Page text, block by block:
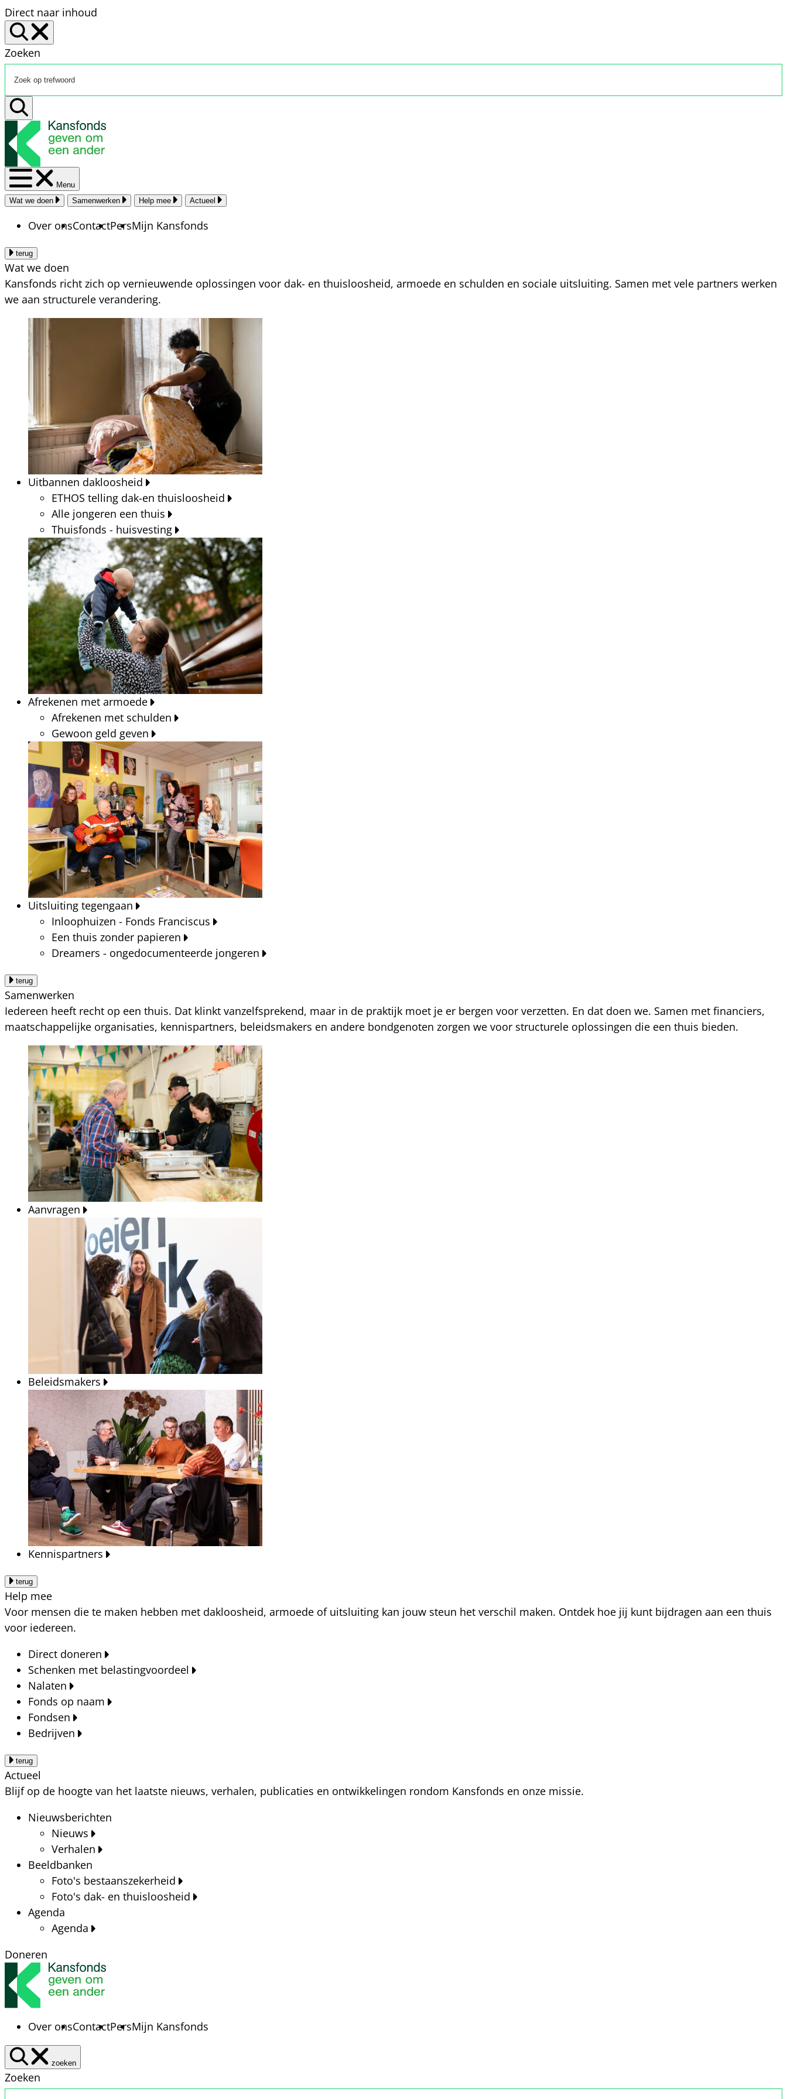
Direct naar inhoud
Zoeken
Menu
Wat we doen
Samenwerken Help mee Actueel
Over onsContactPersMijn Kansfonds
terug
Wat we doen
Kansfonds richt zich op vernieuwende oplossingen voor dak- en thuisloosheid, armoede en schulden en sociale uitsluiting. Samen met vele partners werken
we aan structurele verandering.
Uitbannen dakloosheid
ETHOS telling dak-en thuisloosheid
Alle jongeren een thuis
Thuisfonds - huisvesting
Afrekenen met armoede
Afrekenen met schulden
Gewoon geld geven
Uitsluiting tegengaan
Inloophuizen - Fonds Franciscus
Een thuis zonder papieren
Dreamers - ongedocumenteerde jongeren
terug
Samenwerken
Iedereen heeft recht op een thuis. Dat klinkt vanzelfsprekend, maar in de praktijk moet je er bergen voor verzetten. En dat doen we. Samen met financiers,
maatschappelijke organisaties, kennispartners, beleidsmakers en andere bondgenoten zorgen we voor structurele oplossingen die een thuis bieden.
Aanvragen
Beleidsmakers
Kennispartners
terug
Help mee
Voor mensen die te maken hebben met dakloosheid, armoede of uitsluiting kan jouw steun het verschil maken. Ontdek hoe jij kunt bijdragen aan een thuis
voor iedereen.
Direct doneren
Schenken met belastingvoordeel
Nalaten
Fonds op naam
Fondsen
Bedrijven
terug
Actueel
Blijf op de hoogte van het laatste nieuws, verhalen, publicaties en ontwikkelingen rondom Kansfonds en onze missie.
Nieuwsberichten
Nieuws
Verhalen
Beeldbanken
Foto's bestaanszekerheid
Foto's dak- en thuisloosheid
Agenda
Agenda
Doneren
Over onsContactPersMijn Kansfonds
zoeken
Zoeken